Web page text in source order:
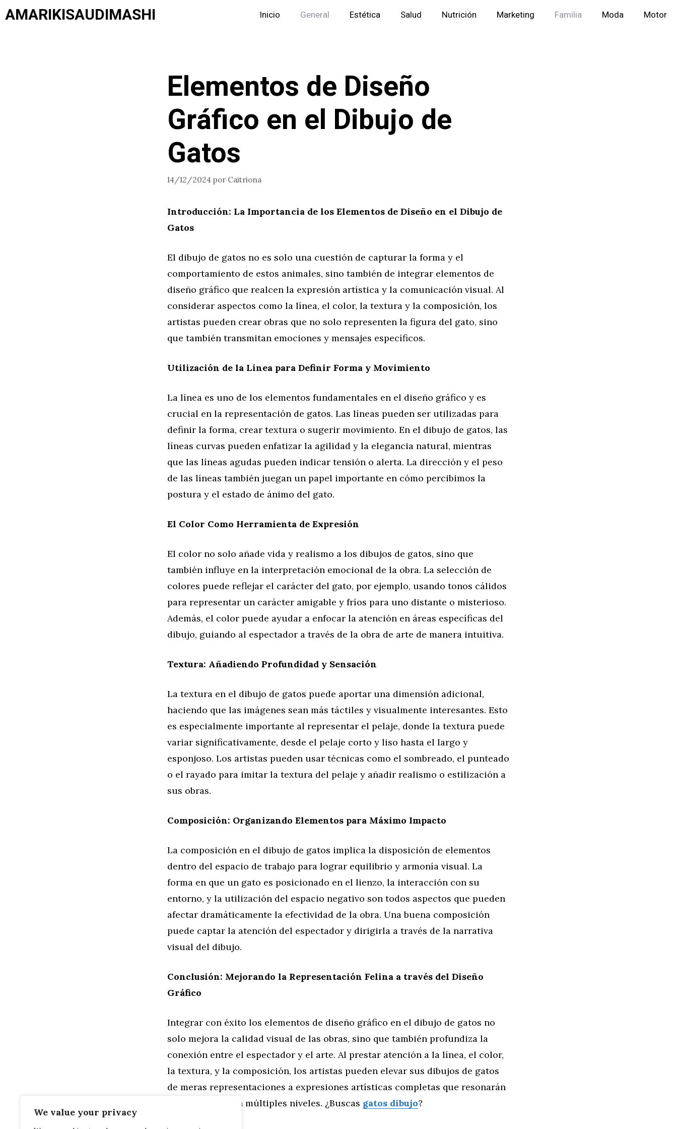
We value your privacy
Saltar
alAMARIKISAUDIMASHI Inicio General Estética Salud Nutrición Marketing Familia Moda Motor
Elementos de Diseño
Gráfico en el Dibujo de
Gatos
14/12/2024 por Caitriona
Introducción: La Importancia de los Elementos de Diseño en el Dibujo de
Gatos
El dibujo de gatos no es solo una cuestión de capturar la forma y el
comportamiento de estos animales, sino también de integrar elementos de
diseño gráfico que realcen la expresión artística y la comunicación visual. Al
considerar aspectos como la línea, el color, la textura y la composición, los
artistas pueden crear obras que no solo representen la figura del gato, sino
que también transmitan emociones y mensajes específicos.
Utilización de la Línea para Definir Forma y Movimiento
La línea es uno de los elementos fundamentales en el diseño gráfico y es
crucial en la representación de gatos. Las líneas pueden ser utilizadas para
definir la forma, crear textura o sugerir movimiento. En el dibujo de gatos, las
líneas curvas pueden enfatizar la agilidad y la elegancia natural, mientras
que las líneas agudas pueden indicar tensión o alerta. La dirección y el peso
de las líneas también juegan un papel importante en cómo percibimos la
postura y el estado de ánimo del gato.
El Color Como Herramienta de Expresión
El color no solo añade vida y realismo a los dibujos de gatos, sino que
también influye en la interpretación emocional de la obra. La selección de
colores puede reflejar el carácter del gato, por ejemplo, usando tonos cálidos
para representar un carácter amigable y fríos para uno distante o misterioso.
Además, el color puede ayudar a enfocar la atención en áreas específicas del
dibujo, guiando al espectador a través de la obra de arte de manera intuitiva.
Textura: Añadiendo Profundidad y Sensación
La textura en el dibujo de gatos puede aportar una dimensión adicional,
haciendo que las imágenes sean más táctiles y visualmente interesantes. Esto
es especialmente importante al representar el pelaje, donde la textura puede
variar significativamente, desde el pelaje corto y liso hasta el largo y
esponjoso. Los artistas pueden usar técnicas como el sombreado, el punteado
o el rayado para imitar la textura del pelaje y añadir realismo o estilización a
sus obras.
Composición: Organizando Elementos para Máximo Impacto
La composición en el dibujo de gatos implica la disposición de elementos
dentro del espacio de trabajo para lograr equilibrio y armonía visual. La
forma en que un gato es posicionado en el lienzo, la interacción con su
entorno, y la utilización del espacio negativo son todos aspectos que pueden
afectar dramáticamente la efectividad de la obra. Una buena composición
puede captar la atención del espectador y dirigirla a través de la narrativa
visual del dibujo.
Conclusión: Mejorando la Representación Felina a través del Diseño
Gráfico
Integrar con éxito los elementos de diseño gráfico en el dibujo de gatos no
solo mejora la calidad visual de las obras, sino que también profundiza la
conexión entre el espectador y el arte. Al prestar atención a la línea, el color,
la textura, y la composición, los artistas pueden elevar sus dibujos de gatos
de meras representaciones a expresiones artísticas completas que resonarán
con el público en múltiples niveles. ¿Buscas gatos dibujo?